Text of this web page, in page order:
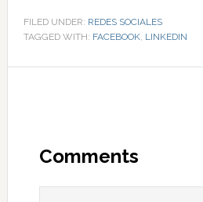
FILED UNDER: REDES SOCIALES
TAGGED WITH: FACEBOOK, LINKEDIN
Comments